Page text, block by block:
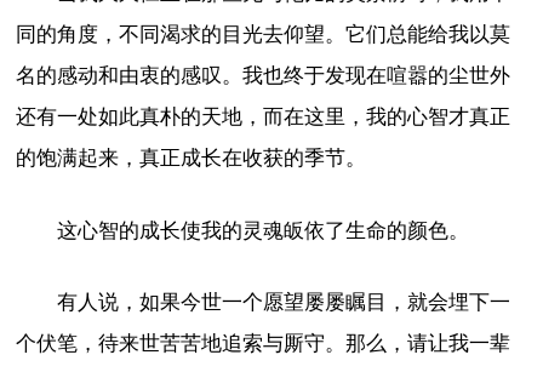
同的角度，不同渴求的目光去仰望。它们总能给我以莫
名的感动和由衷的感叹。我也终于发现在喧嚣的尘世外
还有一处如此真朴的天地，而在这里，我的心智才真正
的饱满起来，真正成长在收获的季节。
这心智的成长使我的灵魂皈依了生命的颜色。
有人说，如果今世一个愿望屡屡瞩目，就会埋下一
个伏笔，待来世苦苦地追索与厮守。那么，请让我一辈